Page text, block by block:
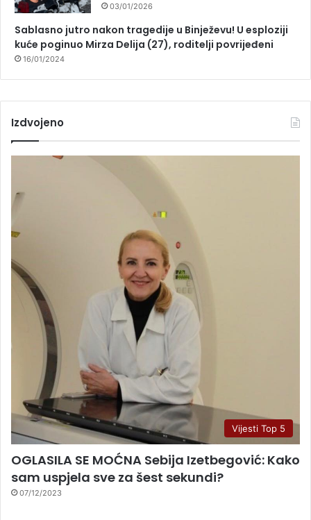
03/01/2026
Sablasno jutro nakon tragedije u Binježevu! U esploziji
kuće poginuo Mirza Delija (27), roditelji povrijeđeni
16/01/2024
Izdvojeno
Vijesti Top 5
OGLASILA SE MOĆNA Sebija Izetbegović: Kako
sam uspjela sve za šest sekundi?
07/12/2023